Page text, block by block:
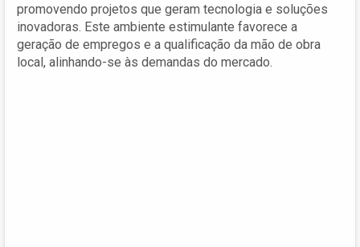
promovendo projetos que geram tecnologia e soluções
inovadoras. Este ambiente estimulante favorece a
geração de empregos e a qualificação da mão de obra
local, alinhando-se às demandas do mercado.